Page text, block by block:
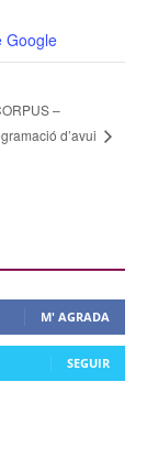
Google
–
d’avui
M' AGRADA
SEGUIR